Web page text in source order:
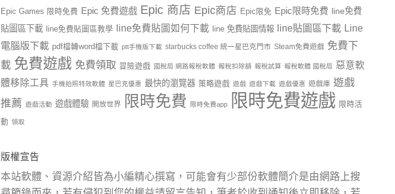
Epic Games 限時免費 Epic 免費遊戲 Epic 商店 Epic商店 Epic限免 Epic限時免費 line免費
貼圖區下載
line免費貼圖區教學 line免費貼圖如何下載 line 免費貼圖情報 line貼圖區下載 Line
電腦版下載 pdf檔轉word檔下載 ptt手機版下載 starbucks coffee 統一星巴克門市 Steam免費遊戲 免費下
載 免費遊戲 免費領取 冒險遊戲 國稅局 網路報稅軟體 報稅扣除額 報稅試算 報稅軟體 國稅局 惡意軟
體移除工具 手機拍照特效軟體 星巴克優惠 最快的瀏覽器 策略遊戲 遊戲 遊戲下載 遊戲優惠 遊戲庫 遊戲
推薦 遊戲活動 遊戲體驗 開放世界 限時免費 限時免費app 限時免費遊戲 限時活
動 領取
版權宣告
本站軟體、資源介紹皆為小編精心撰寫，可能會有少部份軟體簡介是由網路上搜